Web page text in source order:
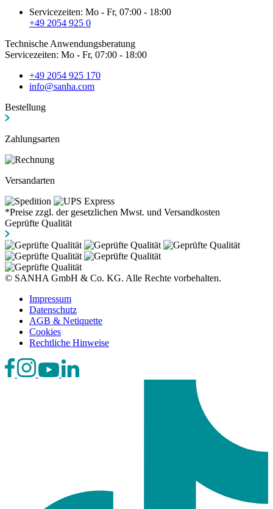
Servicezeiten: Mo - Fr, 07:00 - 18:00
+49 2054 925 0
Technische Anwendungsberatung
Servicezeiten: Mo - Fr, 07:00 - 18:00
+49 2054 925 170
info@sanha.com
Bestellung
Zahlungsarten
Versandarten
*Preise zzgl. der gesetzlichen Mwst. und Versandkosten
Geprüfte Qualität
© SANHA GmbH & Co. KG. Alle Rechte vorbehalten.
Impressum
Datenschutz
AGB & Netiquette
Cookies
Rechtliche Hinweise